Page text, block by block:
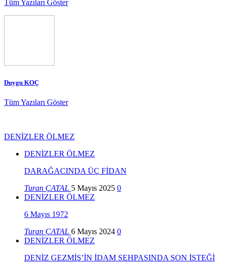
Tüm Yazıları Göster
Duygu KOÇ
Tüm Yazıları Göster
DENİZLER ÖLMEZ
DENİZLER ÖLMEZ
DARAĞACINDA ÜÇ FİDAN
Turan ÇATAL 5 Mayıs 2025 0
DENİZLER ÖLMEZ
6 Mayıs 1972
Turan ÇATAL 6 Mayıs 2024 0
DENİZLER ÖLMEZ
DENİZ GEZMİŞ’İN İDAM SEHPASINDA SON İSTEĞİ